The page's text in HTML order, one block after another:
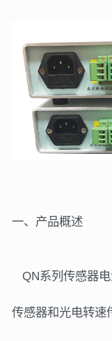
一、产品概述
QN系列传感器
传感器和光电转速